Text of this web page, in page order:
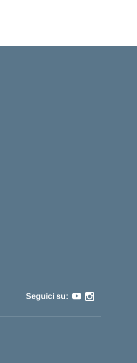
Seguici su: